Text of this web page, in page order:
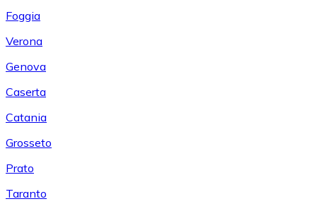
Foggia
Verona
Genova
Caserta
Catania
Grosseto
Prato
Taranto